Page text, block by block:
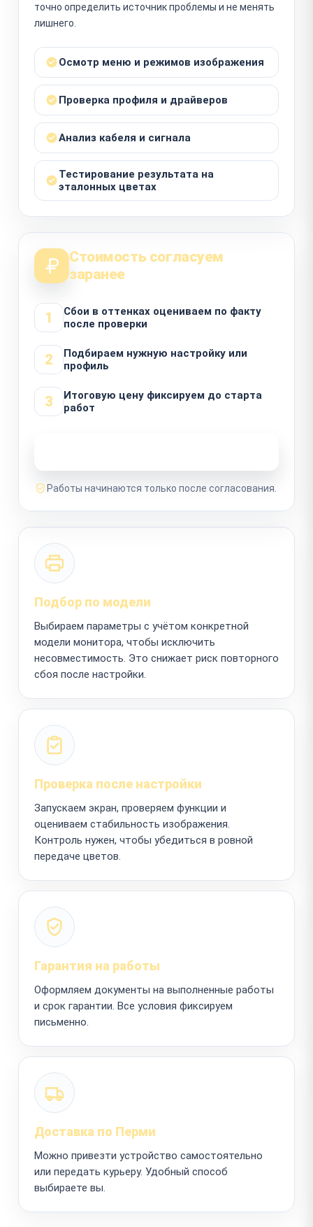
точно определить источник проблемы и не менять
лишнего.
Осмотр меню и режимов изображения
Проверка профиля и драйверов
Анализ кабеля и сигнала
Тестирование результата на
эталонных цветах
Стоимость согласуем
заранее
1
Сбои в оттенках оцениваем по факту
после проверки
2
Подбираем нужную настройку или
профиль
3
Итоговую цену фиксируем до старта
работ
Работы начинаются только после согласования.
Подбор по модели
Выбираем параметры с учётом конкретной
модели монитора, чтобы исключить
несовместимость. Это снижает риск повторного
сбоя после настройки.
Проверка после настройки
Запускаем экран, проверяем функции и
оцениваем стабильность изображения.
Контроль нужен, чтобы убедиться в ровной
передаче цветов.
Гарантия на работы
Оформляем документы на выполненные работы
и срок гарантии. Все условия фиксируем
письменно.
Доставка по Перми
Можно привезти устройство самостоятельно
или передать курьеру. Удобный способ
выбираете вы.